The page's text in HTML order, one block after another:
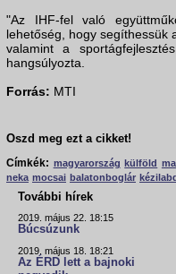
"Az IHF-fel való
lehetőség, hogy segíthessük
valamint a
hangsúlyozta.
Forrás: MTI
Oszd meg ezt a cikket!
Címkék: magyarország külföld
neka mocsai balatonboglár
További hírek
2019. május 22. 18:15
Búcsúzunk
2019. május 18. 18:21
Az ÉRD lett a bajnoki